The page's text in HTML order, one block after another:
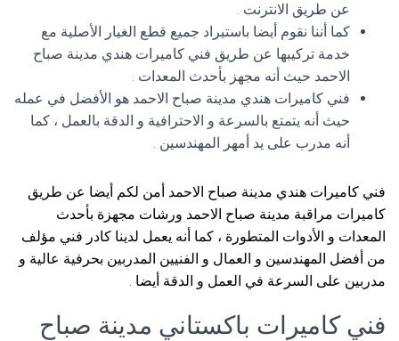
عن طريق الانترنت .
كما أننا نقوم أيضا باستيراد جميع قطع الغيار الأصلية مع
خدمة تركيبها عن طريق فني كاميرات هندي مدينة صباح
الاحمد حيث أنه مجهز بأحدث المعدات .
فني كاميرات هندي مدينة صباح الاحمد هو الأفضل في عمله
حيث أنه يتمتع بالسرعة و الاحترافية و الدقة بالعمل ، كما
أنه مدرب على يد أمهر المهندسين .
فني كاميرات هندي مدينة صباح الاحمد أمن لكم أيضا عن طريق
كاميرات مراقبة مدينة صباح الاحمد ورشات مجهزة بأحدث
المعدات و الأدوات المتطورة ، كما أنه يعمل لدينا كادر فني مؤلف
من أفضل المهندسين و العمال و الفنيين المدربين بحرفية عالية و
مدربين على السرعة في العمل و الدقة أيضا .
فني كاميرات باكستاني مدينة صباح